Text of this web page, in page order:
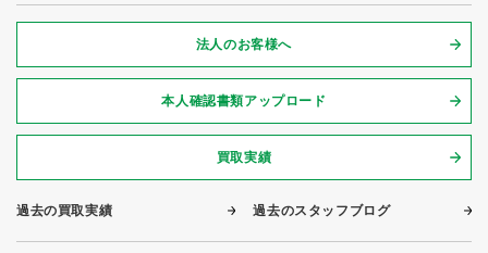
法人のお客様へ
本人確認書類アップロード
買取実績
過去の買取実績 過去のスタッフブログ